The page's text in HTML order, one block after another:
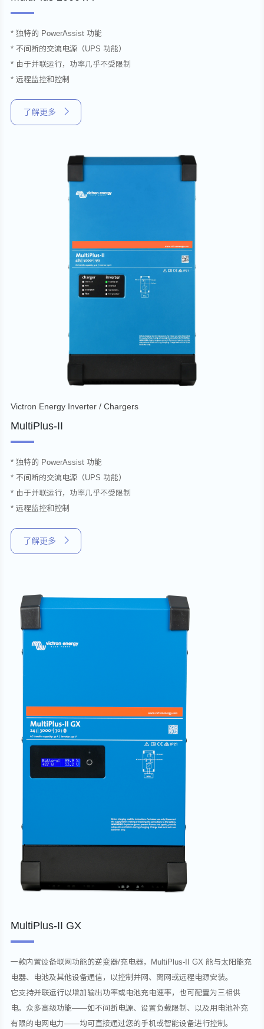
* 独特的 PowerAssist 功能
* 不间断的交流电源（UPS 功能）
* 由于并联运行，功率几乎不受限制
* 远程监控和控制
了解更多
Victron Energy Inverter / Chargers
MultiPlus-II
* 独特的 PowerAssist 功能
* 不间断的交流电源（UPS 功能）
* 由于并联运行，功率几乎不受限制
* 远程监控和控制
了解更多
MultiPlus-II GX
一款内置设备联网功能的逆变器/充电器，MultiPlus-II GX 能与太阳能充
电器、电池及其他设备通信，以控制并网、离网或远程电源安装。
它支持并联运行以增加输出功率或电池充电速率，也可配置为三相供
电。众多高级功能——如不间断电源、设置负载限制、以及用电池补充
有限的电网电力——均可直接通过您的手机或智能设备进行控制。